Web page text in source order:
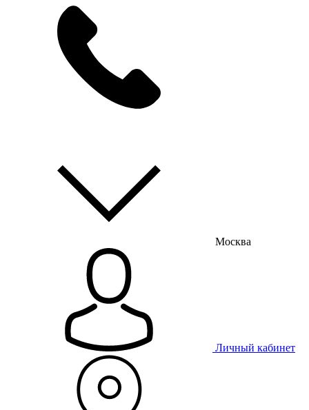
Москва
Личный кабинет